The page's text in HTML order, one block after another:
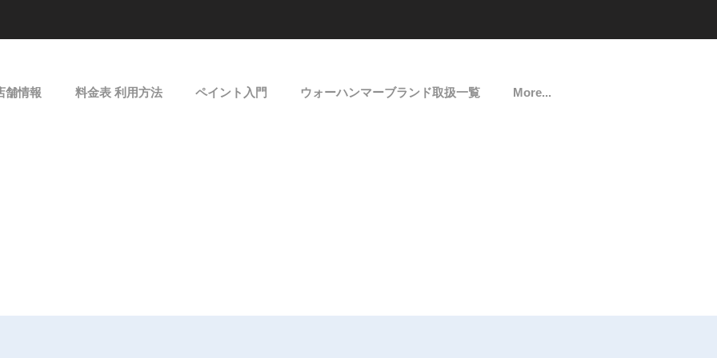
舗情報 料金表 利用方法 ペイント入門 ウォーハンマーブランド取扱一覧 More...